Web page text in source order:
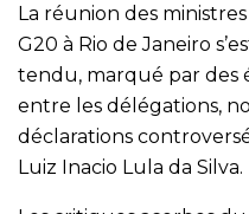
La réunion des
G20 à Rio de Janeiro
tendu, marqué par des
entre les délégations,
déclarations
Luiz Inacio Lula da Silva.